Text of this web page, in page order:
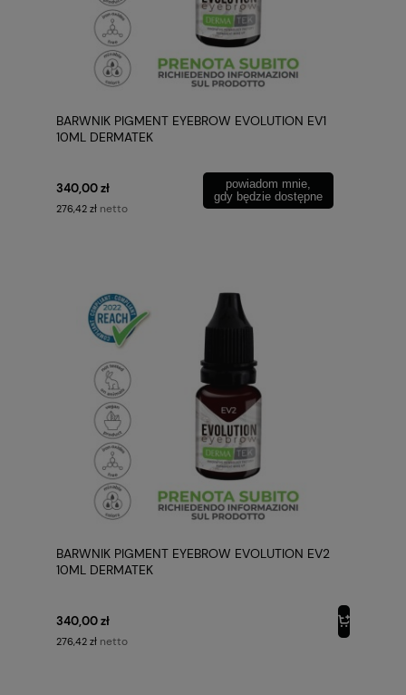
BARWNIK PIGMENT EYEBROW EVOLUTION EV1
10ML DERMATEK
340,00 zł
276,42 zł netto
powiadom mnie,
gdy będzie dostępne
BARWNIK PIGMENT EYEBROW EVOLUTION EV2
10ML DERMATEK
340,00 zł
276,42 zł netto